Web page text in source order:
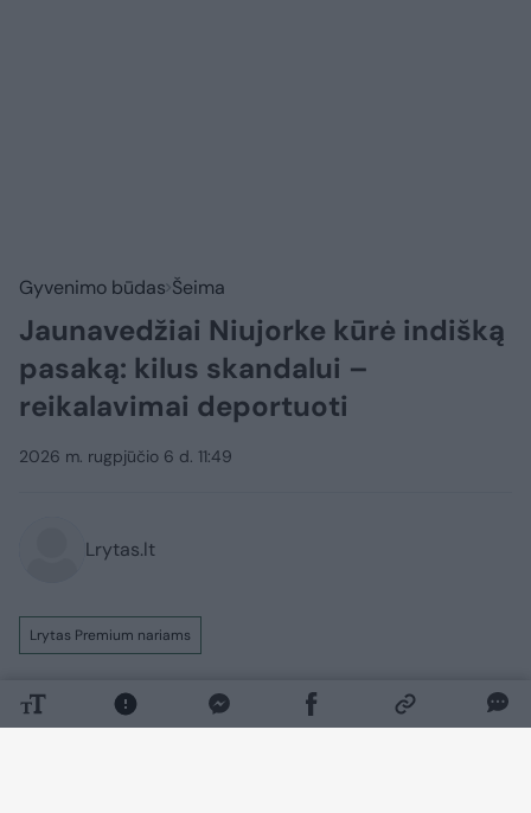
Gyvenimo būdas Šeima
Jaunavedžiai Niujorke kūrė indišką
pasaką: kilus skandalui –
reikalavimai deportuoti
2026 m. rugpjūčio 6 d. 11:49
Lrytas.lt
Lrytas Premium nariams
Tai matėme tik filmuose. Visas Niujorkas
kalba apie įspūdingas penkių dienų